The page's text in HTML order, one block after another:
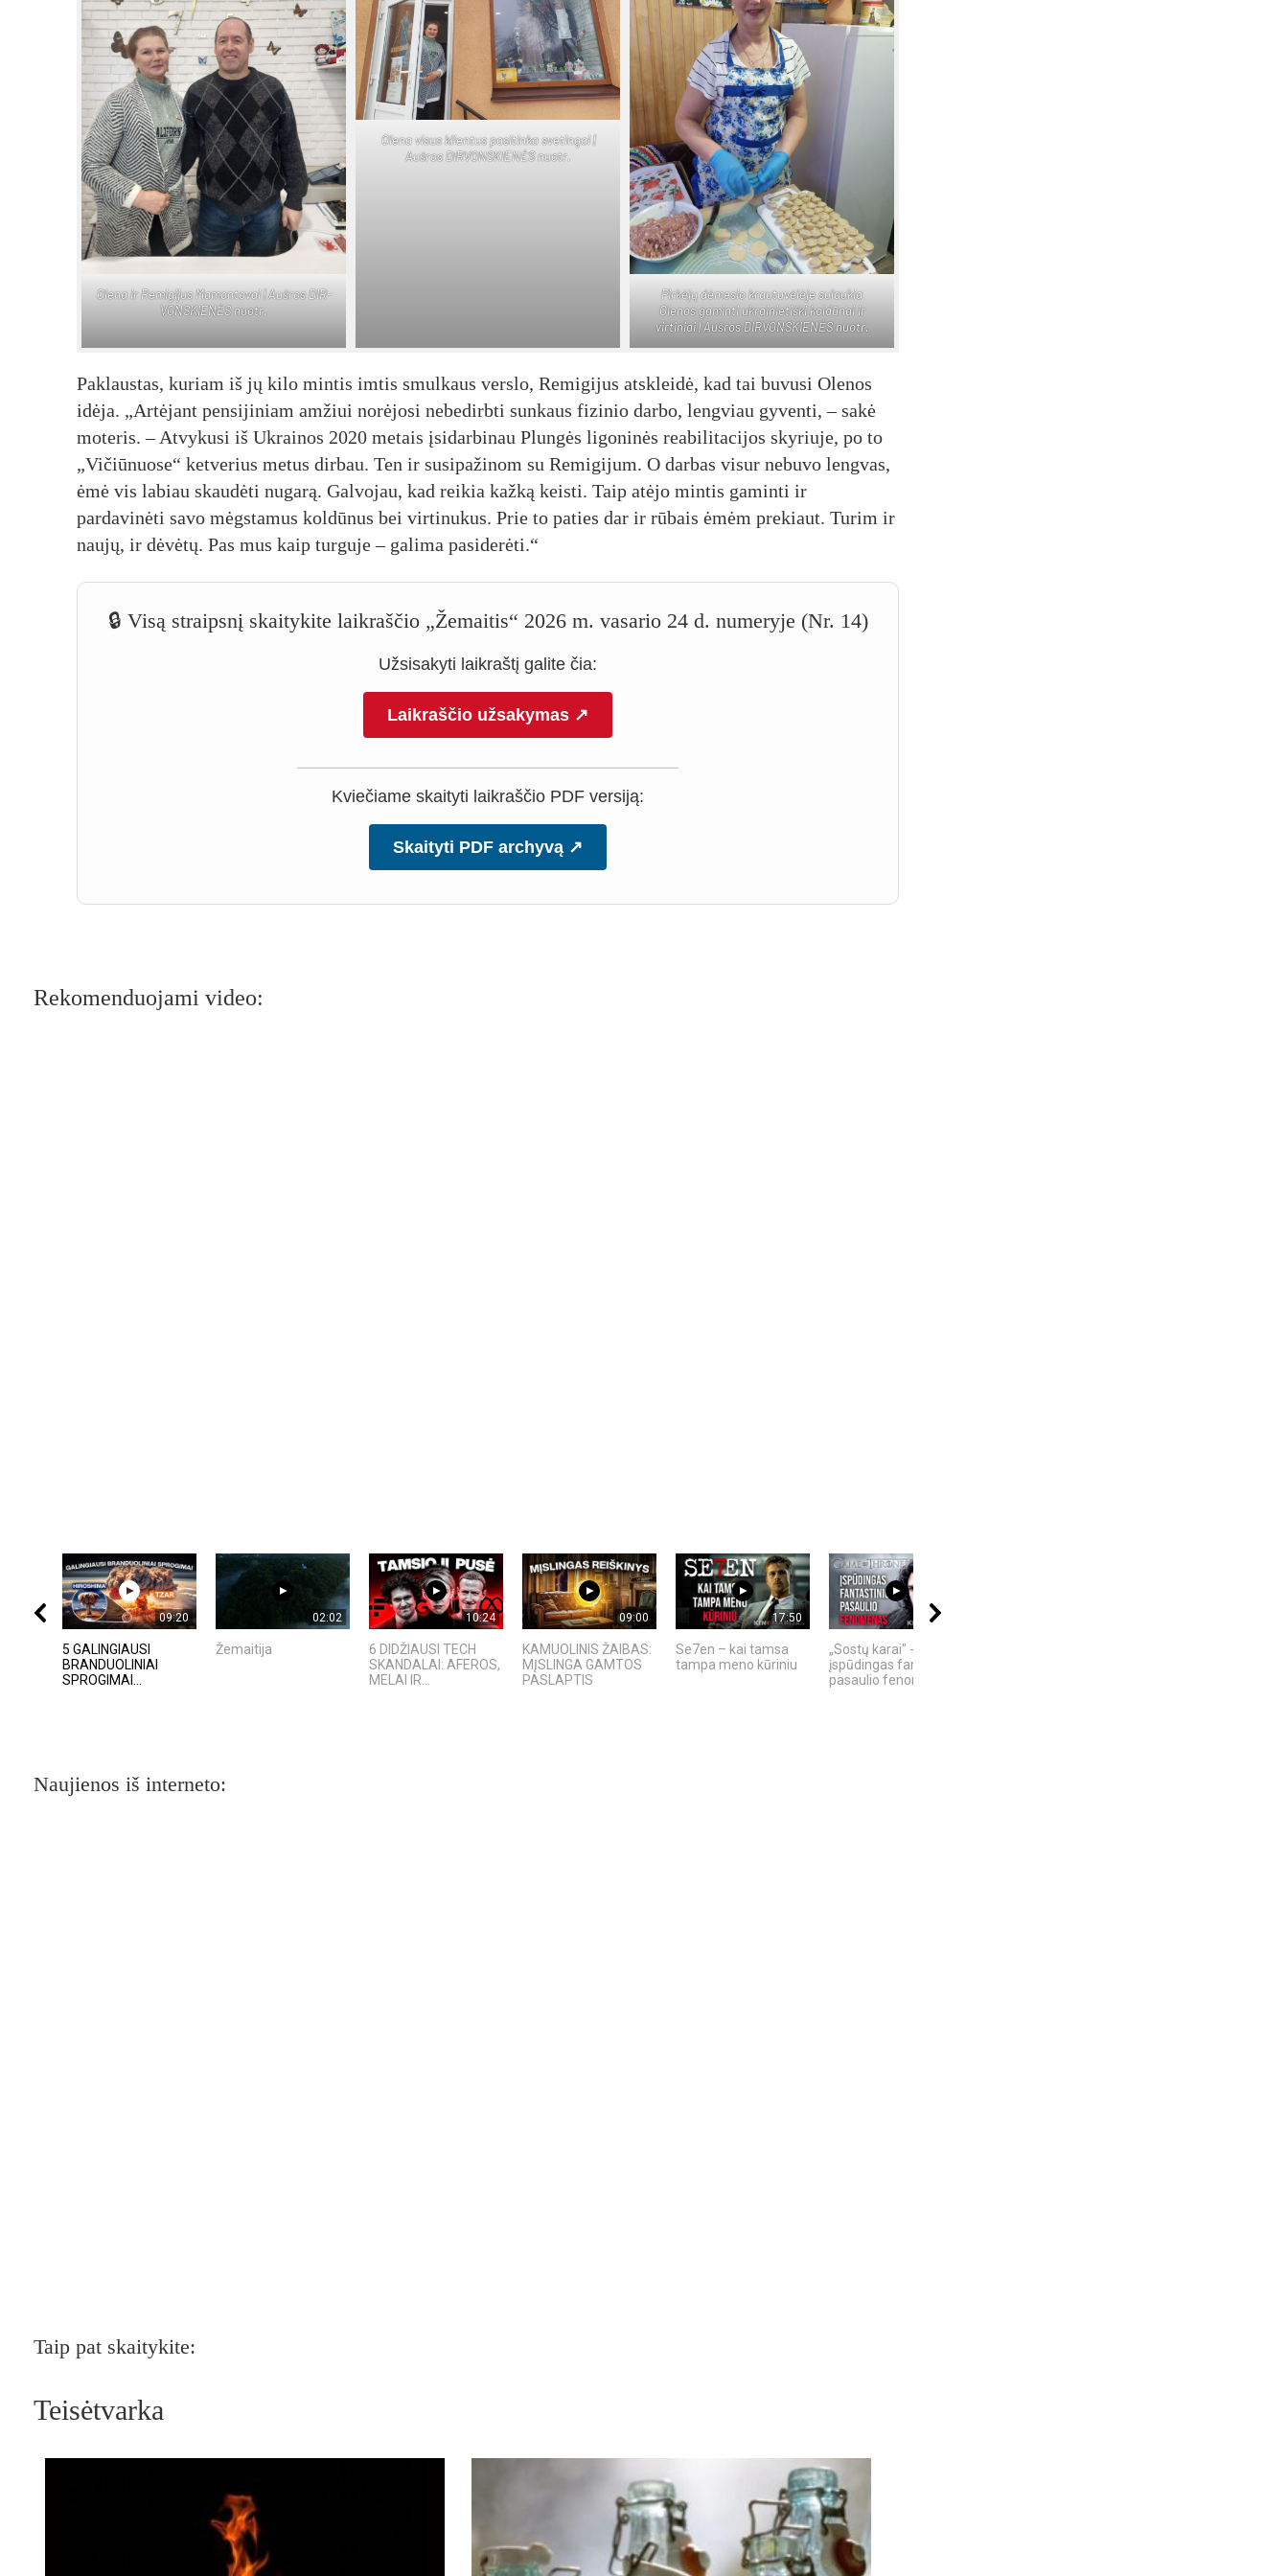
Olena ir Remigijus Mamontovai | Auš­ros DIR­
VONS­KIE­NĖS nuo­tr.
Olena visus klientus pasitinka svetingai |
Auš­ros DIR­VONS­KIE­NĖS nuo­tr.
Pirkėjų dėmesio krautuvėlėje sulaukia
Olenos gaminti ukrainietiški koldūnai ir
virtiniai | Auš­ros DIR­VONS­KIE­NĖS nuo­tr.
Paklaustas, kuriam iš jų kilo mintis imtis smulkaus verslo, Remigijus atskleidė, kad tai buvusi Olenos
idėja. „Artėjant pensijiniam amžiui norėjosi nebedirbti sunkaus fizinio darbo, lengviau gyventi, – sakė
moteris. – Atvykusi iš Ukrainos 2020 metais įsidarbinau Plungės ligoninės reabilitacijos skyriuje, po to
„Vičiūnuose“ ketverius metus dirbau. Ten ir susipažinom su Remigijum. O darbas visur nebuvo lengvas,
ėmė vis labiau skaudėti nugarą. Galvojau, kad reikia kažką keisti. Taip atėjo mintis gaminti ir
pardavinėti savo mėgstamus koldūnus bei virtinukus. Prie to paties dar ir rūbais ėmėm prekiaut. Turim ir
naujų, ir dėvėtų. Pas mus kaip turguje – galima pasiderėti.“
🔒 Visą straipsnį skaitykite laikraščio „Žemaitis“ 2026 m. vasario 24 d. numeryje (Nr. 14)
Užsisakyti laikraštį galite čia:
Laikraščio užsakymas ↗
Kviečiame skaityti laikraščio PDF versiją:
Skaityti PDF archyvą ↗
Rekomenduojami video:
09:20
5 GALINGIAUSI
BRANDUOLINIAI
SPROGIMAI...
02:02
Žemaitija
10:24
6 DIDŽIAUSI TECH
SKANDALAI: AFEROS,
MELAI IR...
09:00
KAMUOLINIS ŽAIBAS:
MĮSLINGA GAMTOS
PASLAPTIS
17:50
Se7en – kai tamsa
tampa meno kūriniu
21:11
„Sostų karai" -
įspūdingas fantastinio
pasaulio fenomenas
Naujienos iš interneto:
Taip pat skaitykite:
Teisėtvarka